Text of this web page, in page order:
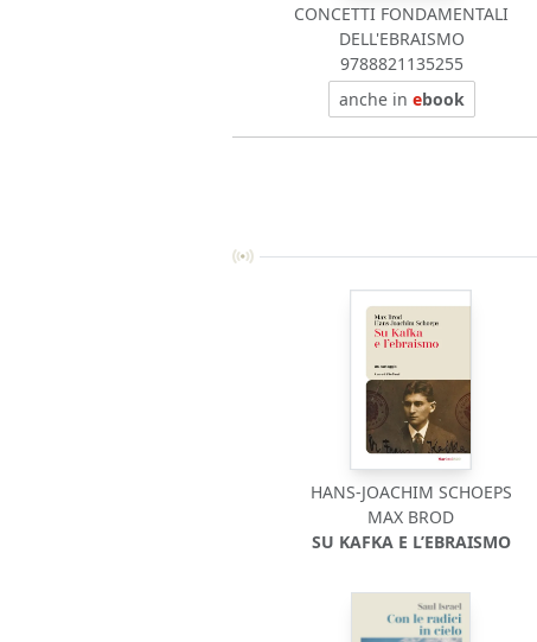
CONCETTI FONDAMENTALI
DELL'EBRAISMO
9788821135255
anche in ebook
HANS-JOACHIM SCHOEPS
MAX BROD
SU KAFKA E L’EBRAISMO